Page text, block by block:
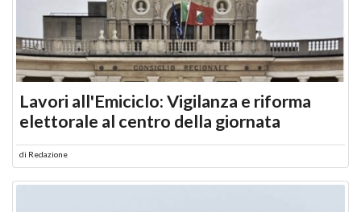
Lavori all'Emiciclo: Vigilanza e riforma
elettorale al centro della giornata
di Redazione